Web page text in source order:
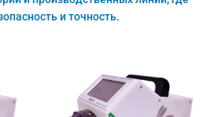
и точность.